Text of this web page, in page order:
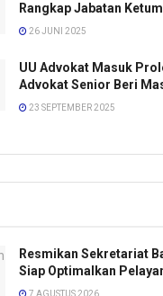
Rangkap Jabatan
26 JUNI 2025
UU Advokat Masuk
Advokat Senior Beri
23 SEPTEMBER 2025
Resmikan Sekretariat
Siap Optimalkan
7 AGUSTUS 2026